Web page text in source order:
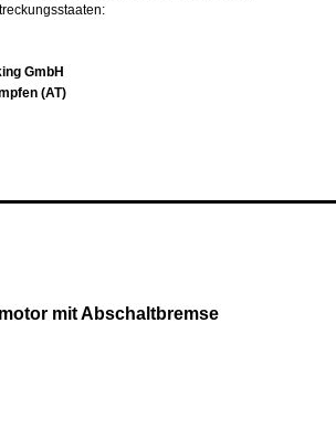
GmbH
(AT)
mit Abschaltbremse